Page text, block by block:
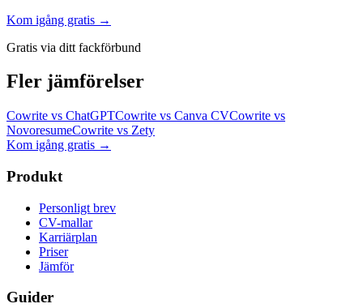
Kom igång gratis →
Gratis via ditt fackförbund
Fler jämförelser
Cowrite vs ChatGPTCowrite vs Canva CVCowrite vs
NovoresumeCowrite vs Zety
Kom igång gratis →
Produkt
Personligt brev
CV-mallar
Karriärplan
Priser
Jämför
Guider